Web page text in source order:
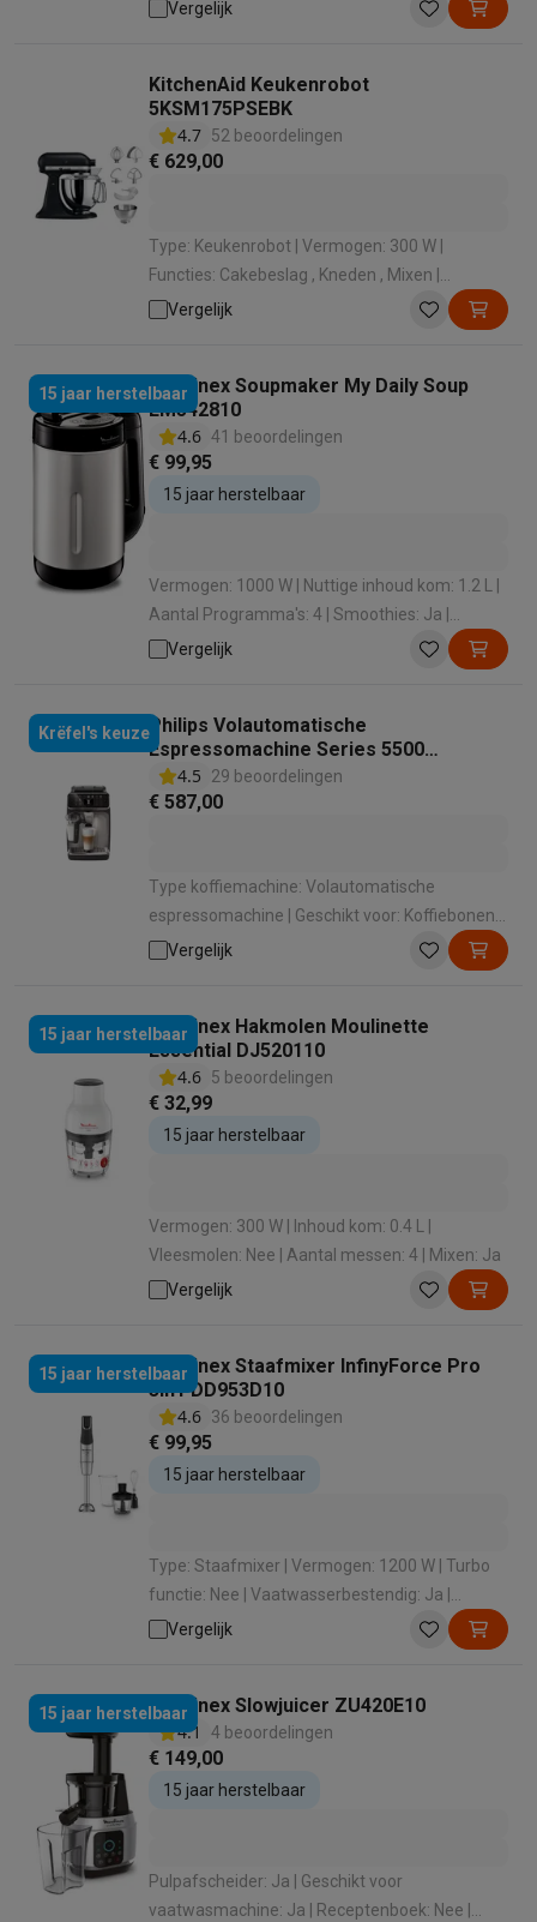
Vergelijk
KitchenAid Keukenrobot
5KSM175PSEBK
4.7 52 beoordelingen
€ 629,00
Type: Keukenrobot | Vermogen: 300 W |
Functies: Cakebeslag , Kneden , Mixen |
Materiaal: Gegoten metaal | Inhoud mengkom:
Vergelijk
15 jaar herstelbaarMoulinex Soupmaker My Daily Soup
LM542810
4.6 41 beoordelingen
€ 99,95
15 jaar herstelbaar
Vermogen: 1000 W | Nuttige inhoud kom: 1.2 L |
Aantal Programma's: 4 | Smoothies: Ja |
Geschikt voor vaatwasmachine: Nee
Vergelijk
Krëfel's keuze Philips Volautomatische
Espressomachine Series 5500
EP5547/90 LatteGo
4.5 29 beoordelingen
€ 587,00
Type koffiemachine: Volautomatische
espressomachine | Geschikt voor: Koffiebonen |
Geschikt voor melk opschuimen: Ja | Manier
van melkbereiding: Automatisch met 1 druk op
Vergelijk
15 jaar herstelbaarMoulinex Hakmolen Moulinette
Essential DJ520110
4.6 5 beoordelingen
€ 32,99
15 jaar herstelbaar
Vermogen: 300 W | Inhoud kom: 0.4 L |
Vleesmolen: Nee | Aantal messen: 4 | Mixen: Ja
Vergelijk
15 jaar herstelbaarMoulinex Staafmixer InfinyForce Pro
3in1 DD953D10
4.6 36 beoordelingen
€ 99,95
15 jaar herstelbaar
Type: Staafmixer | Vermogen: 1200 W | Turbo
functie: Nee | Vaatwasserbestendig: Ja |
Afneembarevoet: Ja
Vergelijk
15 jaar herstelbaarMoulinex Slowjuicer ZU420E10
4.1
4 beoordelingen
€ 149,00
15 jaar herstelbaar
Pulpafscheider: Ja | Geschikt voor
vaatwasmachine: Ja | Receptenboek: Nee |